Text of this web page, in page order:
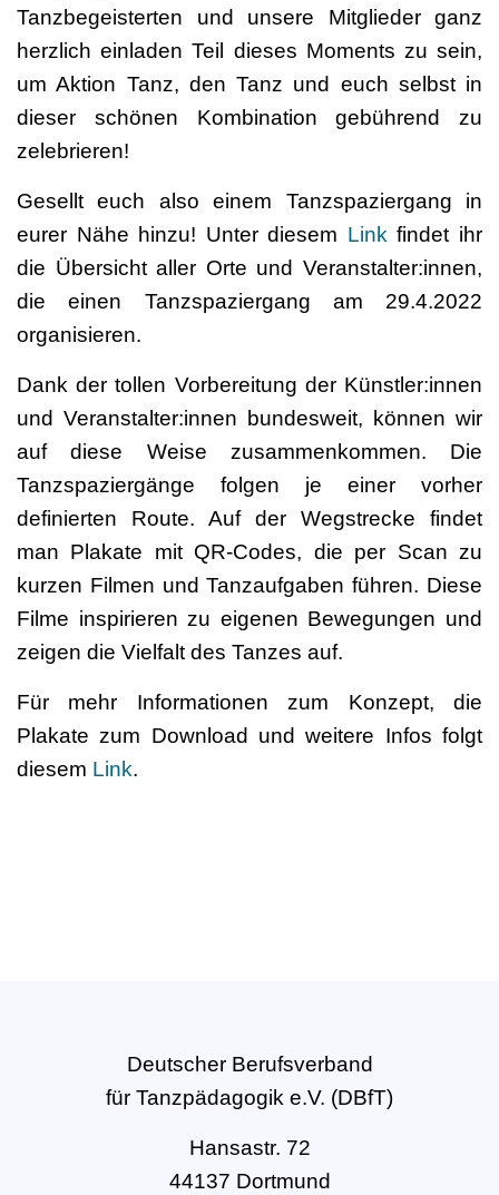
Tanzbegeisterten und unsere Mitglieder ganz
herzlich einladen Teil dieses Moments zu sein,
um Aktion Tanz, den Tanz und euch selbst in
dieser schönen Kombination gebührend zu
zelebrieren!
Gesellt euch also einem Tanzspaziergang in
eurer Nähe hinzu! Unter diesem Linkfindet ihr
die Übersicht aller Orte und Veranstalter:innen,
die einen Tanzspaziergang am 29.4.2022
organisieren.
Dank der tollen Vorbereitung der Künstler:innen
und Veranstalter:innen bundesweit, können wir
auf diese Weise zusammenkommen. Die
Tanzspaziergänge folgen je einer vorher
definierten Route. Auf der Wegstrecke findet
man Plakate mit QR-Codes, die per Scan zu
kurzen Filmen und Tanzaufgaben führen. Diese
Filme inspirieren zu eigenen Bewegungen und
zeigen die Vielfalt des Tanzes auf.
Für mehr Informationen zum Konzept, die
Plakate zum Download und weitere Infos folgt
diesem Link.
Deutscher Berufsverband
für Tanzpädagogik e.V. (DBfT)
Hansastr. 72
44137 Dortmund